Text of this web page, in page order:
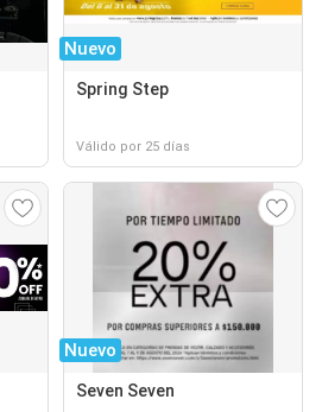
Nuevo
Spring Step
Válido por 25 días
Nuevo
Seven Seven